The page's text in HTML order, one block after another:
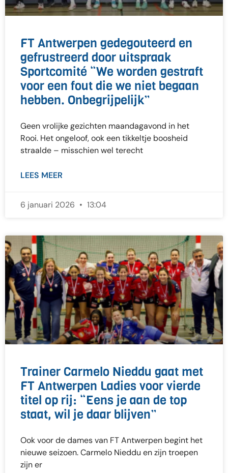
FT Antwerpen gedegouteerd en
gefrustreerd door uitspraak
Sportcomité “We worden gestraft
voor een fout die we niet begaan
hebben. Onbegrijpelijk”
Geen vrolijke gezichten maandagavond in het
Rooi. Het ongeloof, ook een tikkeltje boosheid
straalde – misschien wel terecht
LEES MEER
6 januari 2026 13:04
Trainer Carmelo Nieddu gaat met
FT Antwerpen Ladies voor vierde
titel op rij: “Eens je aan de top
staat, wil je daar blijven”
Ook voor de dames van FT Antwerpen begint het
nieuwe seizoen. Carmelo Nieddu en zijn troepen
zijn er